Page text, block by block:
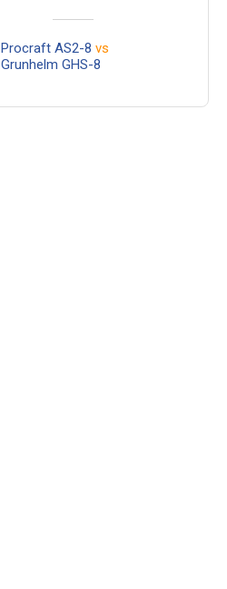
Procraft AS2-8 vs
Grunhelm GHS-8